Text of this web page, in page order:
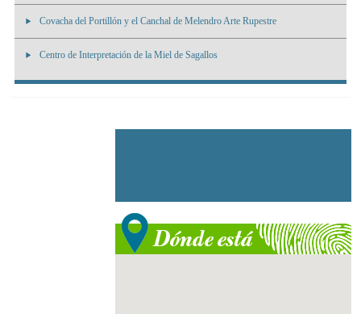
Covacha del Portillón y el Canchal de Melendro Arte Rupestre
Centro de Interpretación de la Miel de Sagallos